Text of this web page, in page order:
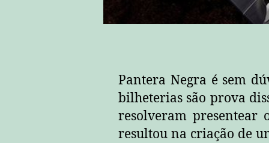
Pantera Negra é sem
bilheterias são prova
resolveram
resultou na criação de